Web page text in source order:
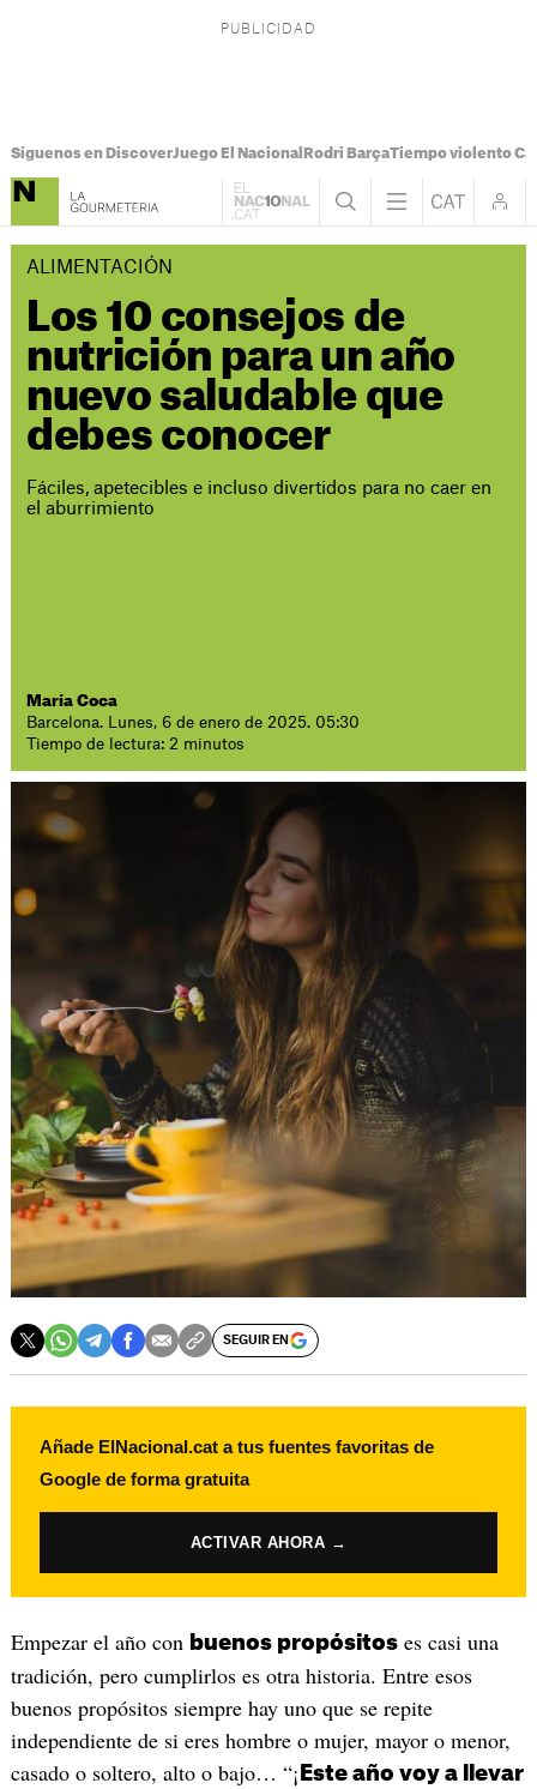
Síguenos en DiscoverJuego El Nacional Rodri BarçaTiempo violento
ALIMENTACIÓN
Los 10 consejos de
nutrición para un año
nuevo saludable que
debes conocer
Fáciles, apetecibles e incluso divertidos para no caer en
el aburrimiento
María Coca
Barcelona. Lunes, 6 de enero de 2025. 05:30
Tiempo de lectura: 2 minutos
SEGUIR EN
Añade ElNacional.cat a tus fuentes favoritas de
Google de forma gratuita
ACTIVAR AHORA →
Empezar el año con buenos propósitoses casi una
tradición, pero cumplirlos es otra historia. Entre esos
buenos propósitos siempre hay uno que se repite
independiente de si eres hombre o mujer, mayor o menor,
casado o soltero, alto o bajo… “¡ Este año voy a llevar